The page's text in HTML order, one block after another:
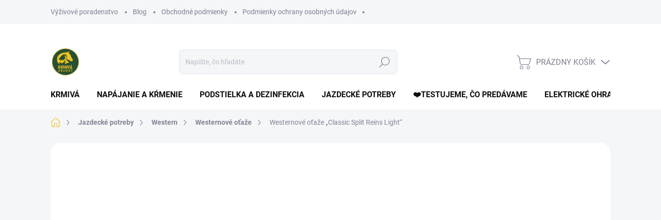
Výživové poradenstvo Blog Obchodné podmienky Podmienky ochrany osobných údajov
Hľadať
NÁKUPNÝ
PRÁZDNY KOŠÍK
KRMIVÁ NAPÁJANIE A KŔMENIE PODSTIELKA A DEZINFEKCIA JAZDECKÉ POTREBY ❤️TESTUJEME, ČO PREDÁVAME ELEKTRICKÉ OHRADNÍKY
DomovJazdecké potreby Western Westernové oťaže Westernové oťaže „Classic Split Reins Light“